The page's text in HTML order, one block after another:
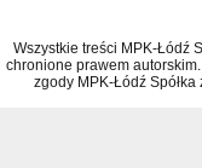
Wszystkie treści MPK-Łódź
chronione prawem
zgody MPK-Łódź